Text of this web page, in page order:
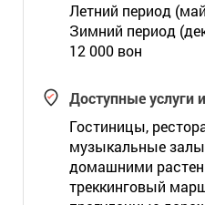
Летний период
Зимний период
12 000 вон
Доступные услуги
Гостиницы,
музыкальные
домашними
треккинговый